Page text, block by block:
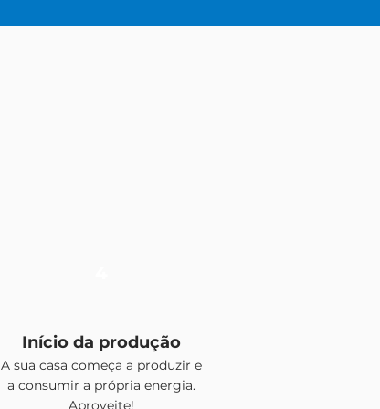
Início da produção
A sua casa começa a produzir e
a consumir a própria energia.
Aproveite!